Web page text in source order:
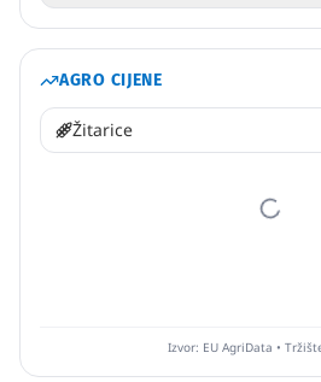
AGRO CIJENE
Žitarice
Izvor: EU AgriData •